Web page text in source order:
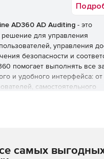
AD360 AD Auditing - это
решение для управления
управления
безопасности и
помогает выполнять все
и удобного интерфейса: от
самостоятельного
жизненным циклом
самых